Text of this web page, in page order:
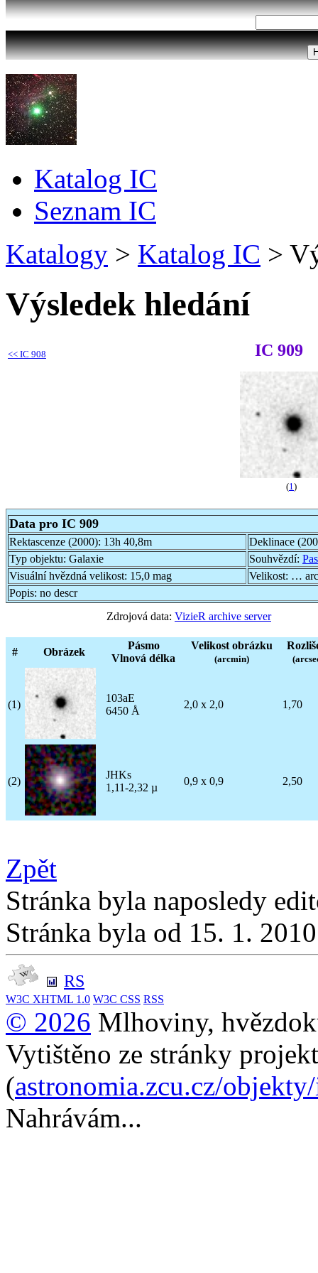
Katalog IC
Seznam IC
Katalogy > Katalog IC >
Výsledek hledání
<< IC 908 IC 909
(1 )
Data pro IC 909
Rektascenze (2000): 13h 40,8m
Deklinace
Typ objektu: Galaxie Souhvězdí:
Visuální hvězdná velikost: 15,0 mag Velikost: …
Popis: no descr
Zdrojová data: VizieR archive server
# Obrázek
Pásmo
Vlnová délka
Velikost obrázku
(arcmin)
(1)
103aE
6450 Å
2,0 x 2,0 1,70
(2)
JHKs
1,11-2,32 µ
0,9 x 0,9 2,50
Zpět
Stránka byla naposledy
Stránka byla od 15. 1.
RS
W3C XHTML 1.0 W3C CSS RSS
© 2026 Mlhoviny,
Vytištěno ze stránky
(astronomia.zcu.cz/
Nahrávám...